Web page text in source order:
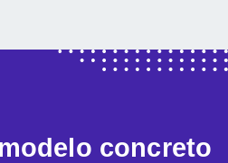
concreto